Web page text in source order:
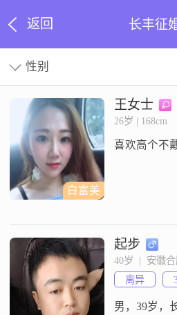
返回 长丰征
性别
白富美
王女士
26岁 | 168cm
喜欢高个不
起步
40岁  |  安徽合
离异
男，39岁，